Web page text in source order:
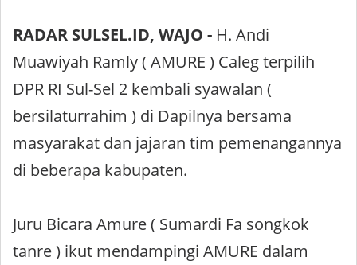
RADAR SULSEL.ID, WAJO - H. Andi
Muawiyah Ramly ( AMURE ) Caleg terpilih
DPR RI Sul-Sel 2 kembali syawalan (
bersilaturrahim ) di Dapilnya bersama
masyarakat dan jajaran tim pemenangannya
di beberapa kabupaten.
Juru Bicara Amure ( Sumardi Fa songkok
tanre ) ikut mendampingi AMURE dalam